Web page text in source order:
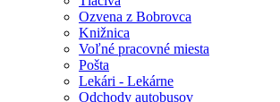
Ozvena z Bobrovca
Knižnica
Voľné pracovné miesta
Pošta
Lekári - Lekárne
Odchody autobusov